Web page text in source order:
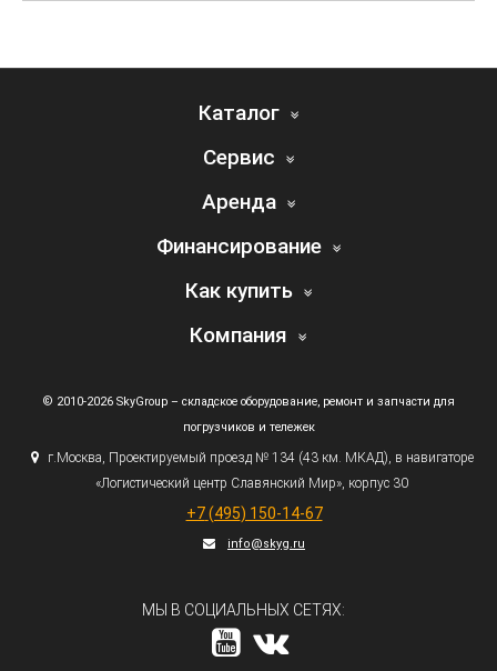
Каталог
Сервис
Аренда
Финансирование
Как купить
Компания
© 2010-2026 SkyGroup – складское оборудование, ремонт и запчасти для
погрузчиков и тележек
г.Москва, Проектируемый проезд № 134 (43км. МКАД), в навигаторе
«Логистический центр Славянский Мир», корпус 30
+7 (495) 150-14-67
info@skyg.ru
МЫ В СОЦИАЛЬНЫХ СЕТЯХ: